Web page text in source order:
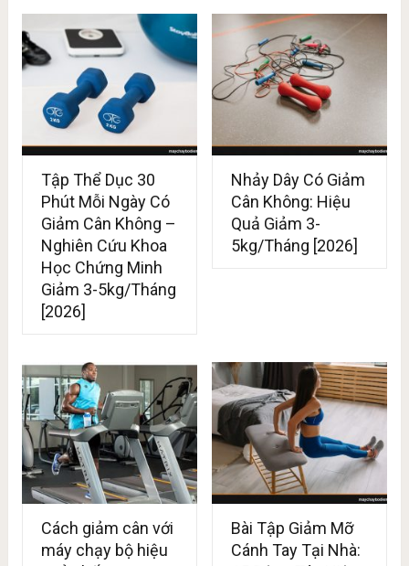
Tập Thể Dục 30
Phút Mỗi Ngày Có
Giảm Cân Không –
Nghiên Cứu Khoa
Học Chứng Minh
Giảm 3-5kg/Tháng
[2026]
Nhảy Dây Có Giảm
Cân Không: Hiệu
Quả Giảm 3-
5kg/Tháng [2026]
Cách giảm cân với
máy chạy bộ hiệu
Bài Tập Giảm Mỡ
Cánh Tay Tại Nhà: